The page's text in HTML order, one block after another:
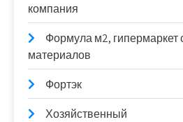
компания
Формула м2, гипермаркет
материалов
Фортэк
Хозяйственный